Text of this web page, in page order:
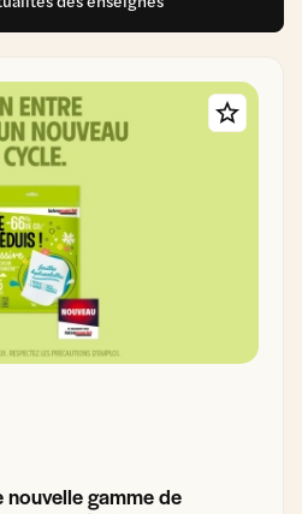
nouvelle gamme de